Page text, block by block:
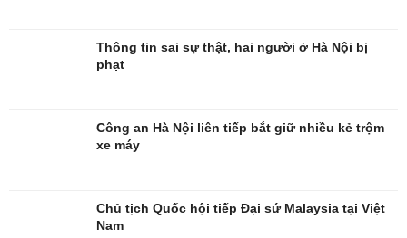
Thông tin sai sự thật, hai người ở Hà Nội bị
phạt
Công an Hà Nội liên tiếp bắt giữ nhiều kẻ trộm
xe máy
Chủ tịch Quốc hội tiếp Đại sứ Malaysia tại Việt
Nam